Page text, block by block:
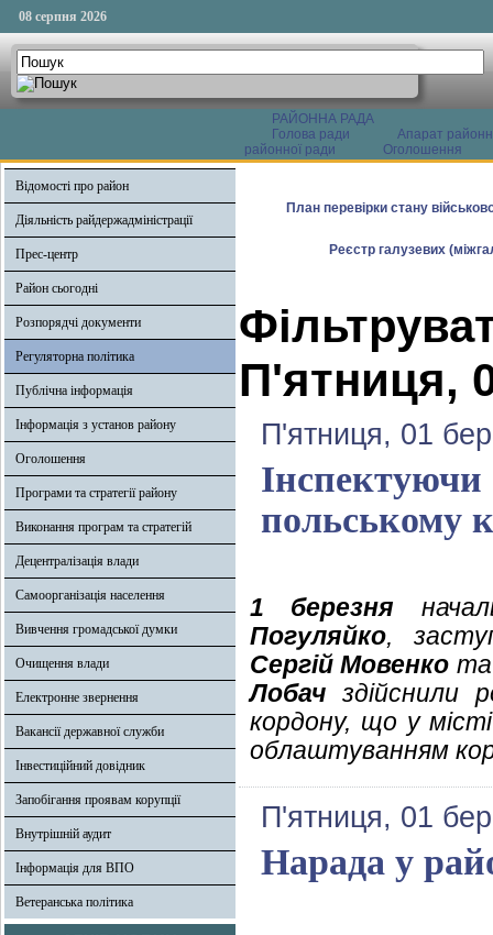
08 серпня 2026
РАЙОННА РАДА
Голова ради
Апарат
районної ради
Оголошення
Відомості про район
Діяльність райдержадміністрації
Прес-центр
Район сьогодні
Розпорядчі документи
Регуляторна політика
Публічна інформація
Інформація з установ району
Оголошення
Програми та стратегії району
Виконання програм та стратегій
Децентралізація влади
Самоорганізація населення
Вивчення громадської думки
Очищення влади
Електронне звернення
Вакансії державної служби
Інвестиційний довідник
Запобігання проявам корупції
Внутрішній аудит
Інформація для ВПО
Ветеранська політика
План перевірки стану
Реєстр галузевих
П'ятниця,
П'ятниця, 01
Інспектуючи
польському
1 березня
Погуляйко,
Сергій Мовенко та
Лобачздійснили
кордону, що у
облаштуванням
П'ятниця, 01
Нарада у